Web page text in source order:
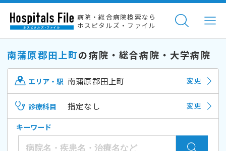
病院・総合病院検索なら
ホスピタルズ・ファイル
南蒲原郡田上町の病院・総合病院・大学病院
エリア・駅 南蒲原郡田上町 変更
診療科目 指定なし 変更
キーワード